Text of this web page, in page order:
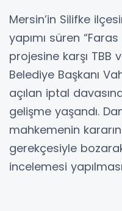
Mersin’in Silifke
yapımı süren
projesine karşı TBB
Belediye Başkanı
açılan iptal
gelişme yaşandı.
mahkemenin
gerekçesiyle
incelemesi